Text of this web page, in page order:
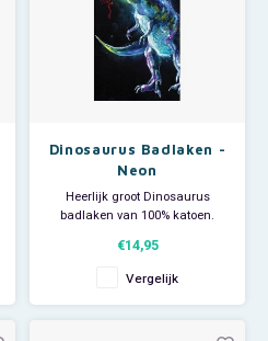
Dinosaurus Badlaken -
Neon
Heerlijk groot Dinosaurus
badlaken van 100% katoen.
ideaal voor thuisgebruik maar
ook leuk om als strandlaken te
gebruiken bij een dagje strand
of zwembad. Afmeting: 70 x 140
€14,95
Vergelijk